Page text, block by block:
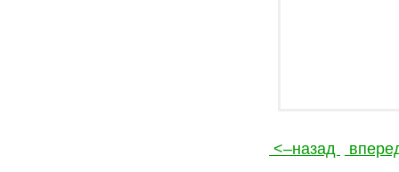
<–назад